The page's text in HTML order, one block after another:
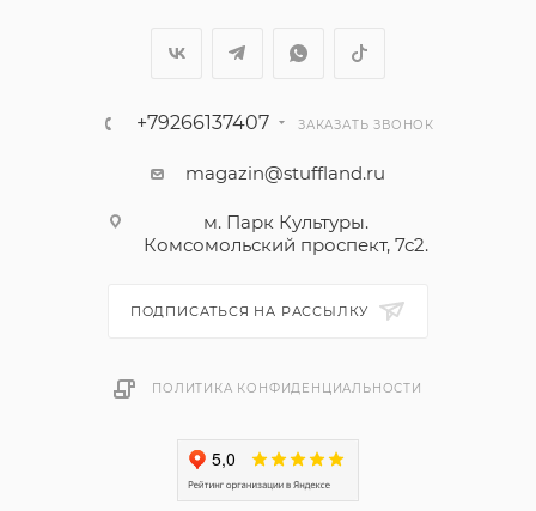
+79266137407 ЗАКАЗАТЬ ЗВОНОК
magazin@stuffland.ru
м. Парк Культуры.
Комсомольский проспект, 7с2.
ПОДПИСАТЬСЯ НА РАССЫЛКУ
ПОЛИТИКА КОНФИДЕНЦИАЛЬНОСТИ